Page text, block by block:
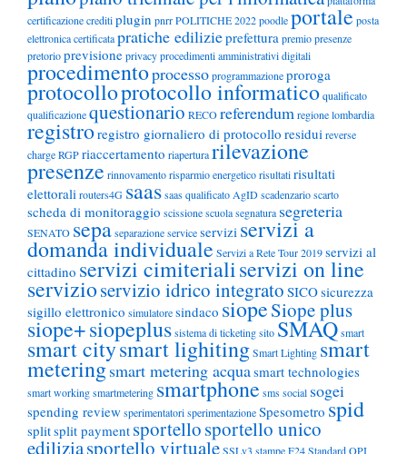
certificazione creditiplugin pnrrPOLITICHE 2022poodleportale posta
elettronica certificatapratiche edilizieprefetturapremiopresenze
pretorioprevisioneprivacyprocedimenti amministrativi digitali
procedimentoprocessoprogrammazioneproroga
protocolloprotocollo informaticoqualificato
qualificazionequestionario RECOreferendumregione lombardia
registroregistro giornaliero di protocollo residuireverse
chargeRGPriaccertamento riaperturarilevazione
presenze rinnovamentorisparmio energeticorisultatirisultati
elettoralirouters4G saassaas qualificato AgIDscadenzarioscarto
scheda di monitoraggio scissionescuolasegnatura segreteria
SENATO sepaseparazioneserviceservizi servizi a
domanda individuale Servizi a Rete Tour 2019servizi al
cittadino servizi cimiterialiservizi on line
servizioservizio idrico integrato SICOsicurezza
sigillo elettronico simulatoresindaco siopeSiope plus
siope+siopeplussistema di ticketingsito SMAQsmart
smart citysmart lighitingSmart Lighting smart
meteringsmart metering acquasmart technologies
smart workingsmartmetering smartphone smssocial sogei
spending reviewsperimentatorisperimentazioneSpesometro spid
splitsplit payment sportellosportello unico
ediliziasportello virtualeSSLv3 stampe F24Standard OPI